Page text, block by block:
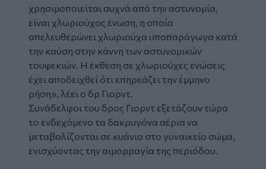
χρησιμοποιείται συχνά από την αστυνομία,
είναι χλωριούχος ένωση, η οποία
απελευθερώνει χλωριούχα υποπαράγωγα κατά
την καύση στην κάννη των αστυνομικών
τουφεκιών. Η έκθεση σε χλωριούχες ενώσεις
έχει αποδειχθεί ότι επηρεάζει την έμμηνο
ρήση», λέει ο δρ Γιορντ.
Συνάδελφοι του δρος Γιορντ εξετάζουν τώρα
το ενδεχόμενο τα δακρυγόνα αέρια να
μεταβολίζονται σε κυάνιο στο γυναικείο σώμα,
ενισχύοντας την αιμορραγία της περιόδου.